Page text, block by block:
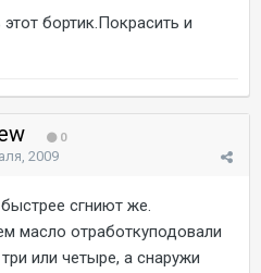
бортик.Покрасить и
0
2009
сгниют же.
масло отработкуподовали
или четыре, а снаружи